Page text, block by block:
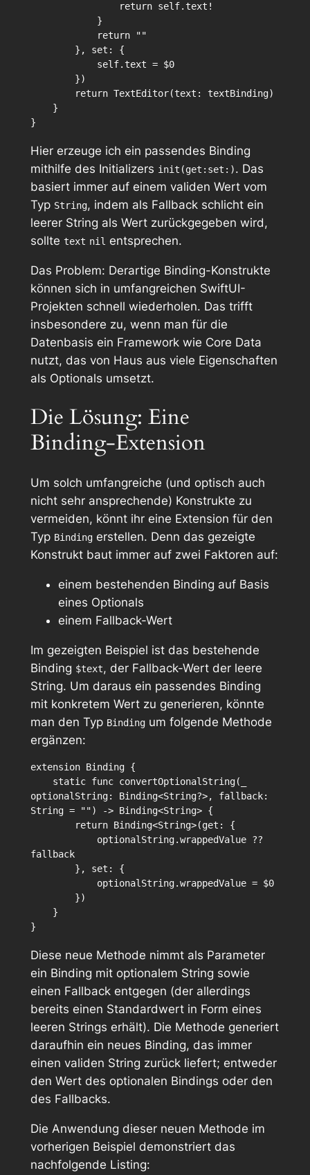
Hier erzeuge ich ein passendes Binding
mithilfe des Initializers init(get:set:). Das
basiert immer auf einem validen Wert vom
Typ String, indem als Fallback schlicht ein
leerer String als Wert zurückgegeben wird,
sollte text nil entsprechen.
Das Problem: Derartige Binding-Konstrukte
können sich in umfangreichen SwiftUI-
Projekten schnell wiederholen. Das trifft
insbesondere zu, wenn man für die
Datenbasis ein Framework wie Core Data
nutzt, das von Haus aus viele Eigenschaften
als Optionals umsetzt.
Die Lösung: Eine
Binding-Extension
Um solch umfangreiche (und optisch auch
nicht sehr ansprechende) Konstrukte zu
vermeiden, könnt ihr eine Extension für den
Typ Bindingerstellen. Denn das gezeigte
Konstrukt baut immer auf zwei Faktoren auf:
einem bestehenden Binding auf Basis
eines Optionals
einem Fallback-Wert
Im gezeigten Beispiel ist das bestehende
Binding $text, der Fallback-Wert der leere
String. Um daraus ein passendes Binding
mit konkretem Wert zu generieren, könnte
man den Typ Bindingum folgende Methode
ergänzen:
extension Binding {
optionalString: Binding<String?>, fallback:
String = "") -> Binding<String> {
fallback
Diese neue Methode nimmt als Parameter
ein Binding mit optionalem String sowie
einen Fallback entgegen (der allerdings
bereits einen Standardwert in Form eines
leeren Strings erhält). Die Methode generiert
daraufhin ein neues Binding, das immer
einen validen String zurück liefert; entweder
den Wert des optionalen Bindings oder den
des Fallbacks.
Die Anwendung dieser neuen Methode im
vorherigen Beispiel demonstriert das
nachfolgende Listing: